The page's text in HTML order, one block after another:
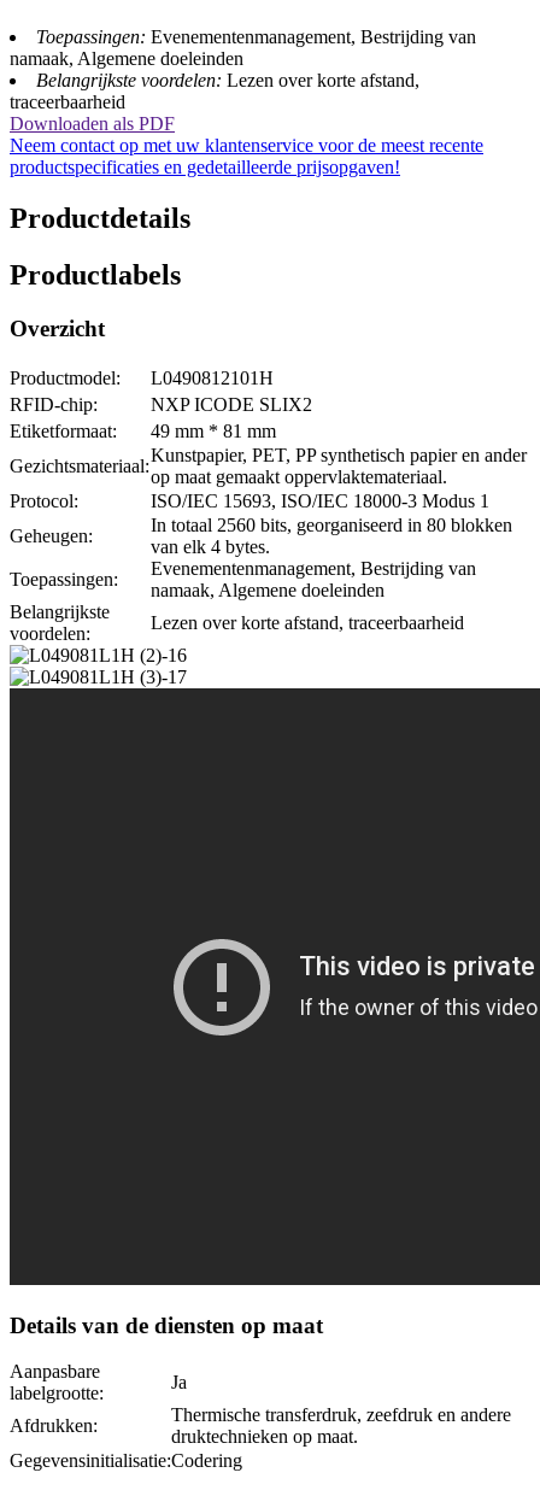
Toepassingen: Evenementenmanagement, Bestrijding van
namaak, Algemene doeleinden
Belangrijkste voordelen: Lezen over korte afstand,
traceerbaarheid
Downloaden als PDF
Neem contact op met uw klantenservice voor de meest recente
productspecificaties en gedetailleerde prijsopgaven!
Productdetails
Productlabels
Overzicht
Productmodel:
L0490812101H
RFID-chip:
NXP ICODE SLIX2
Etiketformaat:
49 mm * 81 mm
Gezichtsmateriaal:
Kunstpapier, PET, PP synthetisch papier en ander
op maat gemaakt oppervlaktemateriaal.
Protocol:
ISO/IEC 15693, ISO/IEC 18000-3 Modus 1
Geheugen:
In totaal 2560 bits, georganiseerd in 80 blokken
van elk 4 bytes.
Toepassingen:
Evenementenmanagement, Bestrijding van
namaak, Algemene doeleinden
Belangrijkste
voordelen:
Lezen over korte afstand, traceerbaarheid
Details van de diensten op maat
Aanpasbare
labelgrootte:
Ja
Afdrukken:
Thermische transferdruk, zeefdruk en andere
druktechnieken op maat.
Gegevensinitialisatie:Codering